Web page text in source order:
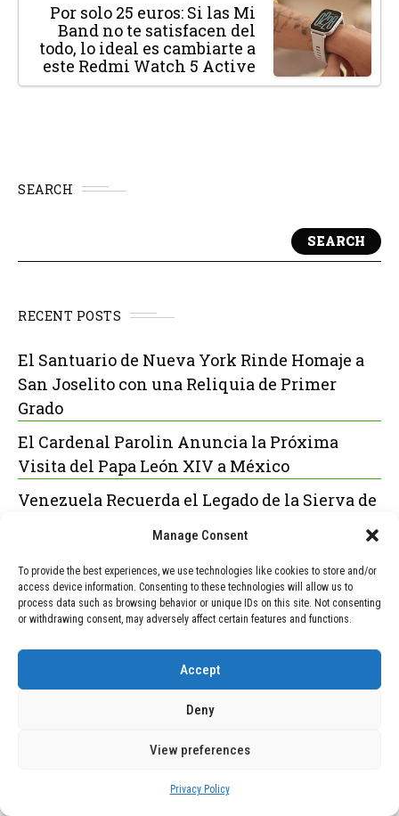
Manage Consent
To provide the best experiences, we use technologies like cookies to store and/or
access device information. Consenting to these technologies will allow us to
process data such as browsing behavior or unique IDs on this site. Not consenting
or withdrawing consent, may adversely affect certain features and functions.
Accept
Deny
View preferences
Privacy Policy
Por solo 25 euros: Si las Mi
Band no te satisfacen del
todo, lo ideal es cambiarte a
este Redmi Watch 5 Active
SEARCH
SEARCH
RECENT POSTS
El Santuario de Nueva York Rinde Homaje a
San Joselito con una Reliquia de Primer
Grado
El Cardenal Parolin Anuncia la Próxima
Visita del Papa León XIV a México
Venezuela Recuerda el Legado de la Sierva de
Aniversario de su Fallecimiento
Acuerdo Histórico: Hospital Infantil de Texas
Abandona Procedimientos de “Rechazo del
Sexo” en Menores
Catania Conmemora 900 Años del Regreso de
las Reliquias de Santa Águeda con el